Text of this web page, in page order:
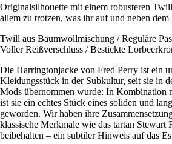
Originalsilhouette mit einem robusteren
allem zu trotzen, was ihr auf und neben dem
Twill aus Baumwollmischung / Reguläre
Voller Reißverschluss / Bestickte
Die Harringtonjacke von Fred Perry ist ein
Kleidungsstück in der Subkultur, seit sie in
Mods übernommen wurde: In Kombination
ist sie ein echtes Stück eines soliden und
geworden. Wir haben ihre
klassische Merkmale wie das tartan Stewart
beibehalten – ein subtiler Hinweis auf das